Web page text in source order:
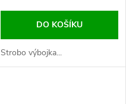
DO KOŠÍKU
Strobo výbojka...